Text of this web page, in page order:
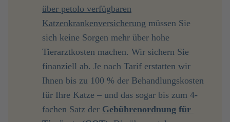
über petolo verfügbaren
Katzenkrankenversicherung müssen Sie
sich keine Sorgen mehr über hohe
Tierarztkosten machen. Wir sichern Sie
finanziell ab. Je nach Tarif erstatten wir
Ihnen bis zu 100 % der Behandlungskosten
für Ihre Katze – und das sogar bis zum 4-
fachen Satz der Gebührenordnung für